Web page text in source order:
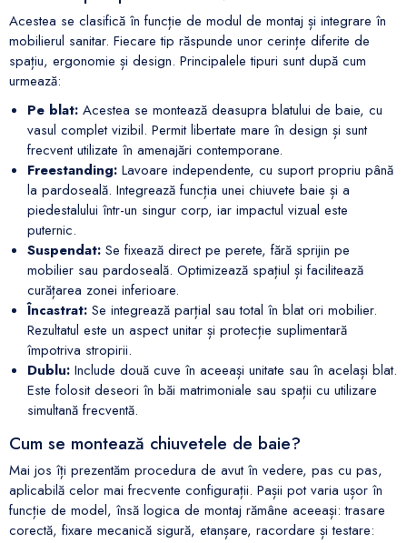
Acestea se clasifică în funcție de modul de montaj și integrare în
mobilierul sanitar. Fiecare tip răspunde unor cerințe diferite de
spațiu, ergonomie și design. Principalele tipuri sunt după cum
urmează:
Pe blat: Acestea se montează deasupra blatului de baie, cu
vasul complet vizibil. Permit libertate mare în design și sunt
frecvent utilizate în amenajări contemporane.
Freestanding: Lavoare independente, cu suport propriu până
la pardoseală. Integrează funcția unei chiuvete baie și a
piedestalului într-un singur corp, iar impactul vizual este
puternic.
Suspendat: Se fixează direct pe perete, fără sprijin pe
mobilier sau pardoseală. Optimizează spațiul și facilitează
curățarea zonei inferioare.
Încastrat: Se integrează parțial sau total în blat ori mobilier.
Rezultatul este un aspect unitar și protecție suplimentară
împotriva stropirii.
Dublu: Include două cuve în aceeași unitate sau în același blat.
Este folosit deseori în băi matrimoniale sau spații cu utilizare
simultană frecventă.
Cum se montează chiuvetele de baie?
Mai jos îți prezentăm procedura de avut în vedere, pas cu pas,
aplicabilă celor mai frecvente configurații. Pașii pot varia ușor în
funcție de model, însă logica de montaj rămâne aceeași: trasare
corectă, fixare mecanică sigură, etanșare, racordare și testare: